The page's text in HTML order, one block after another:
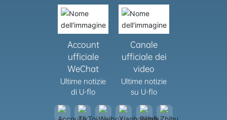
Account
ufficiale
WeChat
Ultime notizie
di U-flo
Canale
ufficiale dei
video
Ultime notizie
su U-flo